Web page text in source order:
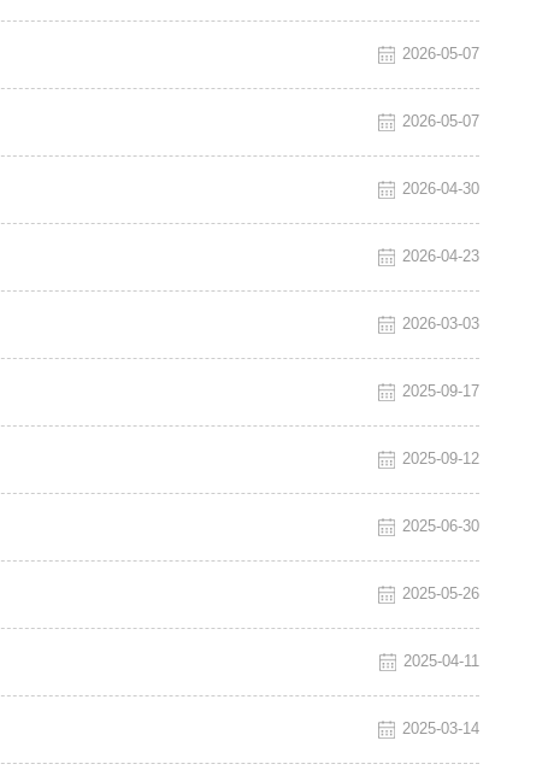
2026-05-07
2026-05-07
2026-04-30
2026-04-23
2026-03-03
2025-09-17
2025-09-12
2025-06-30
2025-05-26
2025-04-11
2025-03-14